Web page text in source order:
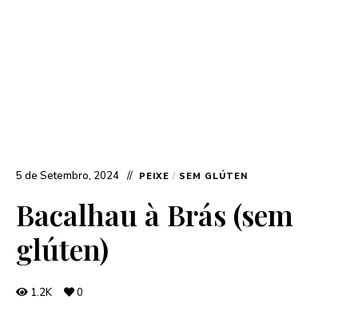
5 de Setembro, 2024 PEIXE / SEM GLÚTEN
Bacalhau à Brás (sem
glúten)
1.2K 0